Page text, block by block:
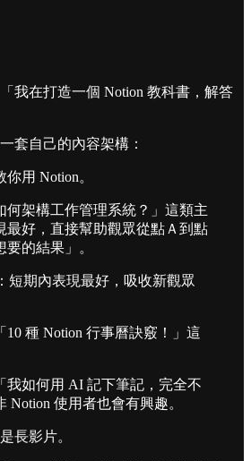
我在打造一個 Notion 教科書，解答
套自己的內容架構：
你用 Notion。
何架構工作管理系統？」這類主
最好，直接幫助觀眾從點Ａ到點
要的結果」。
短期內表現最好，吸收新觀眾
10 種 Notion 行事曆訣竅！」這
我如何用 AI 記下筆記，完全不
Notion 使用者也會有興趣。
長影片。